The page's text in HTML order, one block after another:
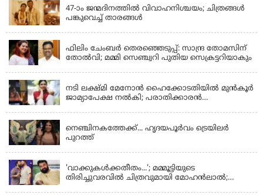
47-ാം ജന്മദിനത്തിൽ വിവാഹനിശ്ചയം; ചിത്രങ്ങള്‍
പങ്കുവെച്ച് താരങ്ങൾ
ഫിലിം ചേംബർ തെരഞ്ഞെടുപ്പ്: സാന്ദ്ര തോമസിന്
തോൽവി; മമ്മി സെഞ്ച്വറി പുതിയ സെക്രട്ടറിയാകും
നടി ലക്ഷ്മി മേനോൻ ഹൈക്കോടതിയിൽ മുൻ‌കൂർ
ജാമ്യാപേക്ഷ നൽകി; പരാതിക്കാരൻ
നെഞ്ചിനകത്തേക്ക്... ഹൃദയപൂര്‍വം ട്രെയിലര്‍
പുറത്ത്
'വാക്കുകള്‍ക്കതീതം...'; മമ്മൂട്ടിയുടെ
തിരിച്ചുവരവില്‍ ചിത്രവുമായി മോഹന്‍ലാല്‍;